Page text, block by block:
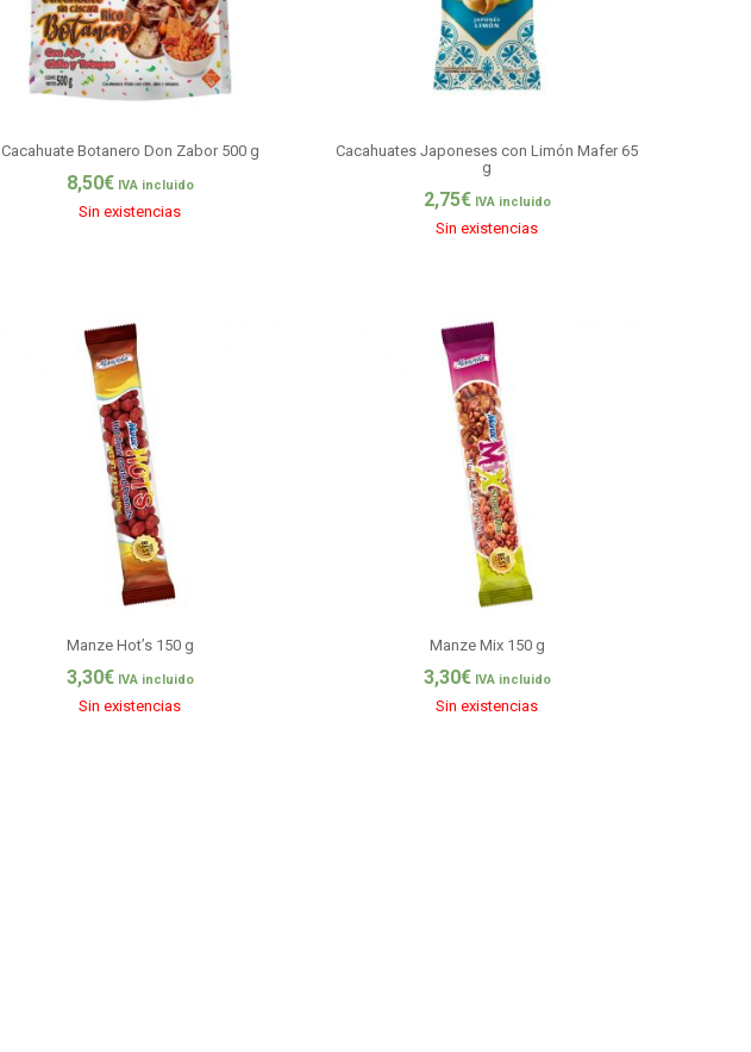
Cacahuate Botanero Don Zabor 500 g
8,50€ IVA incluido
Sin existencias
Cacahuates Japoneses con Limón Mafer 65
g
2,75€ IVA incluido
Sin existencias
Manze Hot’s 150 g
3,30€ IVA incluido
Sin existencias
Manze Mix 150 g
3,30€ IVA incluido
Sin existencias